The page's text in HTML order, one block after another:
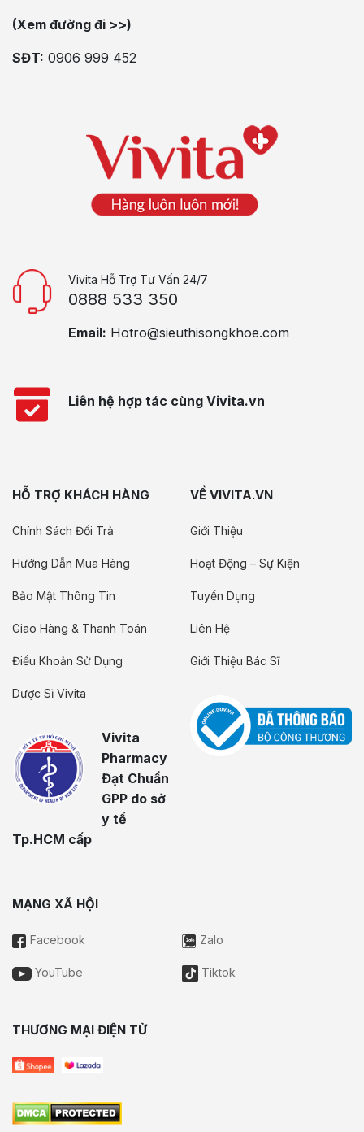
(Xem đường đi >>)
SĐT: 0906 999 452
Vivita Hỗ Trợ Tư Vấn 24/7
0888 533 350
Email: Hotro@sieuthisongkhoe.com
Liên hệ hợp tác cùng Vivita.vn
HỖ TRỢ KHÁCH HÀNG
Chính Sách Đổi Trả
Hướng Dẫn Mua Hàng
Bảo Mật Thông Tin
Giao Hàng & Thanh Toán
Điều Khoản Sử Dụng
Dược Sĩ Vivita
Vivita
Pharmacy
Đạt Chuẩn
GPP do sở
y tế
Tp.HCM cấp
VỀ VIVITA.VN
Giới Thiệu
Hoạt Động – Sự Kiện
Tuyển Dụng
Liên Hệ
Giới Thiệu Bác Sĩ
MẠNG XÃ HỘI
Facebook Zalo
YouTube Tiktok
THƯƠNG MẠI ĐIỆN TỬ